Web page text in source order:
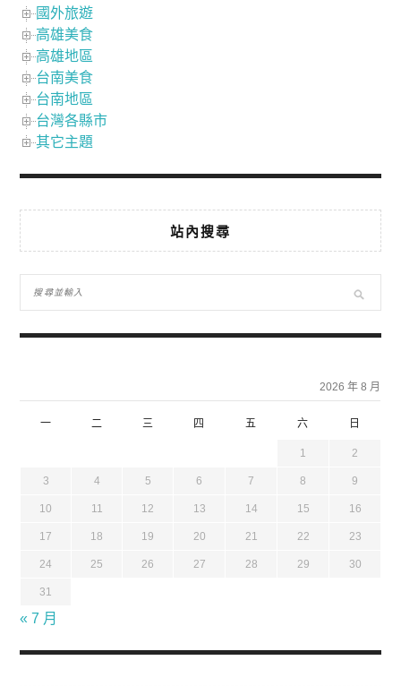
國外旅遊
高雄美食
高雄地區
台南美食
台南地區
台灣各縣市
其它主題
站內搜尋
2026 年 8 月
一 二 三 四 五 六 日
1 2
3 4 5 6 7 8 9
10 11 12 13 14 15 16
17 18 19 20 21 22 23
24 25 26 27 28 29 30
31
« 7 月